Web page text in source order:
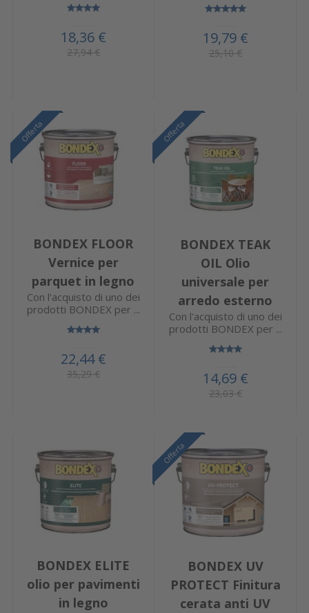
18,36 €
27,94 €
19,79 €
25,10 €
Offerta
BONDEX FLOOR
Vernice per
parquet in legno
Con l'acquisto di uno dei
prodotti BONDEX per ...
22,44 €
35,29 €
Offerta
BONDEX TEAK
OIL Olio
universale per
arredo esterno
Con l'acquisto di uno dei
prodotti BONDEX per ...
14,69 €
23,03 €
BONDEX ELITE
olio per pavimenti
in legno
Offerta
BONDEX UV
PROTECT Finitura
cerata anti UV